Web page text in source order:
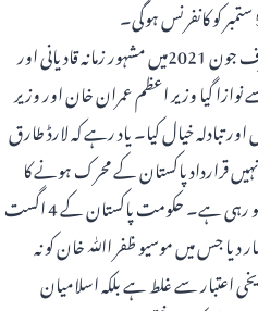
ایسے حالات میں جبکہ حکمران ایک طرف ریاست مدینہ کے قیام کا دعوہ کر رہے ہیں دوسری طرف جون 2021میں مشہور زمانہ قادیانی اور
گیا وزیر اعظم عمران خان اور وزیر
تبادلہ خیال کیا۔ یاد رہے کہ لارڈ طارق
قرارداد پاکستان کے محرک ہونے کا
سہرا غدار پاکستان موسیو ظفر اﷲ خان سابق وزیر خارجہ کے سر باندھنے کی خطرناک سازش ہو رہی ہے۔ حکومت پاکستان کے 4 اگست
کے حوالے سے ایک اشتہار دیا جس میں موسیو ظفر اﷲ خان کو نہ
اعتبار سے غلط ہے بلکہ اسلامیان